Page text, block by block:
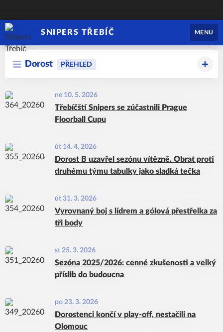
SNIPERS TŘEBÍČ MENU
Dorost PŘEHLED
ne 10. 5. 2026
Třebíčští Snipers se zúčastnili Prague
Floorball Cupu
út 14. 4. 2026
Dorost B uzavřel sezónu vítězně. Obrat proti
druhému týmu tabulky jako sladká tečka
út 31. 3. 2026
Vyrovnaný boj s lídrem a gólová přestřelka za
tři body
st 25. 3. 2026
Sezóna 2025/2026: cenné zkušenosti a velký
příslib do budoucna
po 23. 3. 2026
Dorostenci končí v play-off, nestačili na
Olomouc